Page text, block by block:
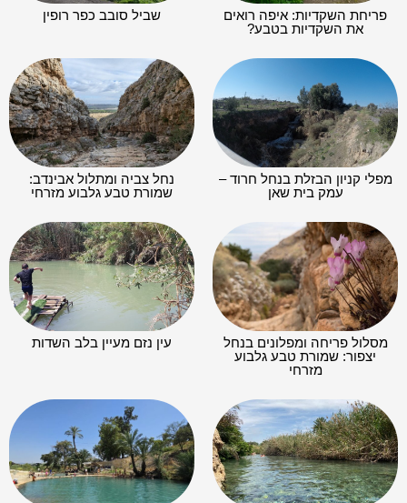
פריחת השקדיות: איפה רואים
את השקדיות בטבע?
שביל סובב כפר רופין
מפלי קניון הבזלת בנחל חרוד –
עמק בית שאן
נחל צביה ומתלול אבינדב:
שמורת טבע גלבוע מזרחי
מסלול פריחה ומפלונים בנחל
יצפור: שמורת טבע גלבוע
מזרחי
עין נזם מעיין בלב השדות